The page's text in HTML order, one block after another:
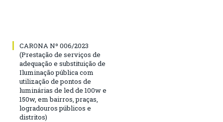
CARONA Nº 006/2023
(Prestação de serviços de
adequação e substituição de
Iluminação pública com
utilização de pontos de
luminárias de led de 100w e
150w, em bairros, praças,
logradouros públicos e
distritos)